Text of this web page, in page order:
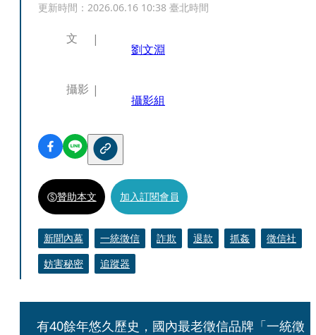
更新時間： 2026.06.16 10:38 臺北時間
文
劉文淵
攝影
攝影組
贊助本文 加入訂閱會員
新聞內幕 一統徵信 詐欺 退款 抓姦
徵信社
妨害秘密
追蹤器
有40餘年悠久歷史，國內最老徵信品牌「一統徵